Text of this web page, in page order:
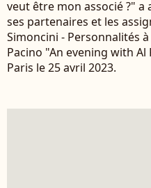
veut être mon associé ?"
ses partenaires et les
Simoncini - Personnalités
Pacino "An evening with Al
Paris le 25 avril 2023.